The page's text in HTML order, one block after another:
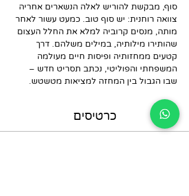
סוף, מבקשת להוריש לאלה הנשארים אחריה
צוואה רוחנית: יש סוף טוב. כמעט עשור לאחר
מותה, מנסים קרוביה למלא את החלל העצום
שהותירו מילותיה, במילים משלהם. דרך
קטעים ממחזותיה ופיסות חיים מעולמה
המשפחתי והפוליטי, נכתב תסריט חדש –
שבו הגבול בין המחזה למציאות מטשטש.
כרטיסים